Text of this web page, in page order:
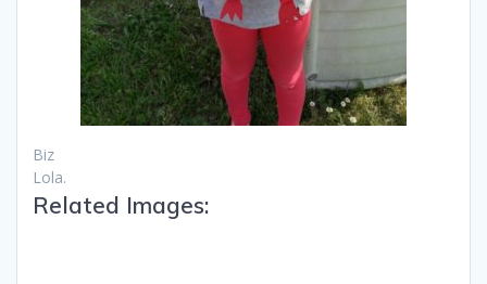
Biz
Lola.
Related Images: